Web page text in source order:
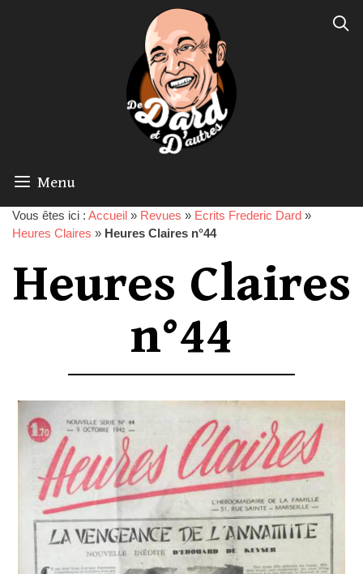
Menu
Vous êtes ici : Accueil » Revues » Ecrits Frederic Dard »
Heures Claires » Heures Claires n°44
Heures Claires
n°44